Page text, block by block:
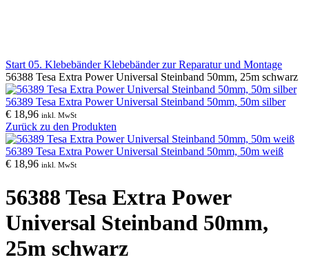
Start 05. KlebebänderKlebebänder zur Reparatur und Montage
56388 Tesa Extra Power Universal Steinband 50mm, 25m schwarz
56389 Tesa Extra Power Universal Steinband 50mm, 50m silber
€ 18,96 inkl. MwSt
Zurück zu den Produkten
56389 Tesa Extra Power Universal Steinband 50mm, 50m weiß
€ 18,96 inkl. MwSt
56388 Tesa Extra Power
Universal Steinband 50mm,
25m schwarz